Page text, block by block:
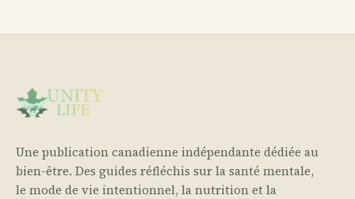
Une publication canadienne indépendante dédiée au
bien-être. Des guides réfléchis sur la santé mentale,
le mode de vie intentionnel, la nutrition et la